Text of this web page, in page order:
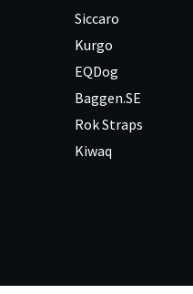
Siccaro
Kurgo
EQDog
Baggen.SE
Rok Straps
Kiwaq